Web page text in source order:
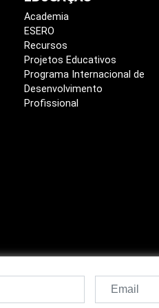
Academia
ESERO
Recursos
Projetos Educativos
Programa Internacional de
Desenvolvimento
Profissional